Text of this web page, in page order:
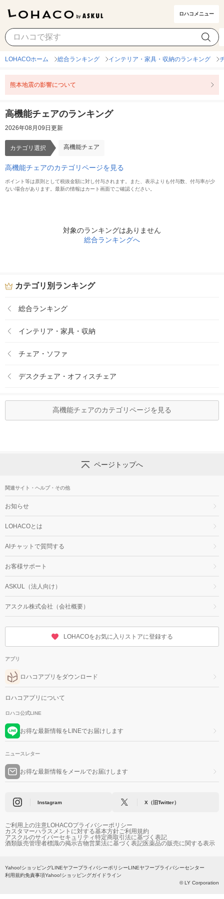
ロハコメニュー
高機能チェア カテゴリ選択
LOHACOホーム 総合ランキング インテリア・家具・収納のランキング
熊本地震の影響について
高機能チェアのランキング
2026年08月09日更新
カテゴリ選択 高機能チェア
高機能チェアのカテゴリページを見る
ポイント等は原則として税抜金額に対し付与されます。また、表示よりも付与数、付与率が少
ない場合があります。最新の情報はカート画面でご確認ください。
対象のランキングはありません
総合ランキングへ
カテゴリ別ランキング
総合ランキング
インテリア・家具・収納
チェア・ソファ
デスクチェア・オフィスチェア
高機能チェアのカテゴリページを見る
ページトップへ
関連サイト・ヘルプ・その他
お知らせ
LOHACOとは
AIチャットで質問する
お客様サポート
ASKUL（法人向け）
アスクル株式会社（会社概要）
LOHACOをお気に入りストアに登録する
アプリ
ロハコアプリをダウンロード
ロハコアプリについて
ロハコ公式LINE
お得な最新情報をLINEでお届けします
ニュースレター
お得な最新情報をメールでお届けします
Instagram X（旧Twitter）
ご利用上の注意LOHACOプライバシーポリシー
カスタマーハラスメントに対する基本方針ご利用規約
アスクルのサイバーセキュリティ特定商取引法に基づく表記
酒類販売管理者標識の掲示古物営業法に基づく表記医薬品の販売に関する表示
Yahoo!ショッピングLINEヤフープライバシーポリシーLINEヤフープライバシーセンター
利用規約免責事項Yahoo!ショッピングガイドライン
© LY Corporation